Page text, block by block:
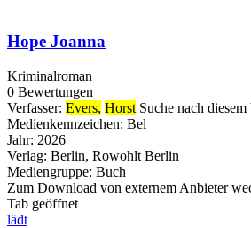
Hope Joanna
Kriminalroman
0 Bewertungen
Verfasser: Evers, Horst Suche nach diesem
Medienkennzeichen: Bel
Jahr: 2026
Verlag: Berlin, Rowohlt Berlin
Mediengruppe: Buch
Zum Download von externem Anbieter
Tab geöffnet
lädt